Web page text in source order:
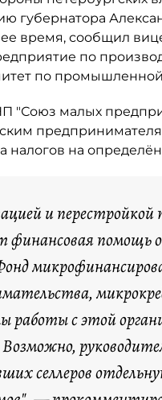
губернатора
время, сообщил
по
по
"Союз малых
налогов на
и перестройкой
финансовая помощь
с этой
селлеров